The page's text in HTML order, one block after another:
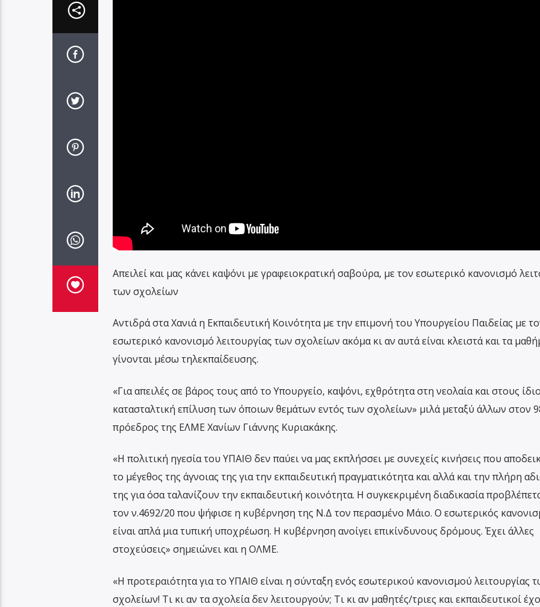
Απειλεί και μας κάνει καψόνι με γραφειοκρατική σαβούρα, με τον εσωτερικό κανονισμό
των σχολείων
Αντιδρά στα Χανιά η Εκπαιδευτική Κοινότητα με την επιμονή του Υπουργείου Παιδείας με
εσωτερικό κανονισμό λειτουργίας των σχολείων ακόμα κι αν αυτά είναι κλειστά και τα
γίνονται μέσω τηλεκπαίδευσης.
«Για απειλές σε βάρος τους από το Υπουργείο, καψόνι, εχθρότητα στη νεολαία και στους
κατασταλτική επίλυση των όποιων θεμάτων εντός των σχολείων» μιλά μεταξύ άλλων στον
πρόεδρος της ΕΛΜΕ Χανίων Γιάννης Κυριακάκης.
«Η πολιτική ηγεσία του ΥΠΑΙΘ δεν παύει να μας εκπλήσσει με συνεχείς κινήσεις που
το μέγεθος της άγνοιας της για την εκπαιδευτική πραγματικότητα και αλλά και την πλήρη
της για όσα ταλανίζουν την εκπαιδευτική κοινότητα. Η συγκεκριμένη διαδικασία
τον ν.4692/20 που ψήφισε η κυβέρνηση της Ν.Δ τον περασμένο Μάιο. Ο εσωτερικός
είναι απλά μια τυπική υποχρέωση. Η κυβέρνηση ανοίγει επικίνδυνους δρόμους. Έχει άλλες
στοχεύσεις» σημειώνει και η ΟΛΜΕ.
«Η προτεραιότητα για το ΥΠΑΙΘ είναι η σύνταξη ενός εσωτερικού κανονισμού λειτουργίας
σχολείων! Τι κι αν τα σχολεία δεν λειτουργούν; Τι κι αν μαθητές/τριες και εκπαιδευτικοί